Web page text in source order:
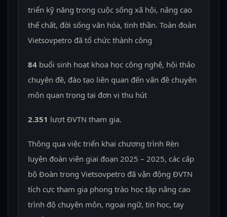
triển kỹ năng trong cuộc sống xã hội, nâng cao
thể chất, đời sống văn hóa, tinh thần. Toàn đoàn
Vietsovpetro đã tổ chức thành công
84buổi sinh hoạt khoa học công nghệ, hội thảo
chuyên đề, đào tạo liên quan đến vấn đề chuyên
môn quan trọng tại đơn vị thu hút
2.351 lượt ĐVTN tham gia.
Thông qua việc triển khai chương trình Rèn
luyện đoàn viên giai đoạn 2025 – 2025, các cấp
bộ Đoàn trong Vietsovpetro đã vận động ĐVTN
tích cực tham gia phong trào học tập nâng cao
trình độ chuyên môn, ngoại ngữ, tin học, tay